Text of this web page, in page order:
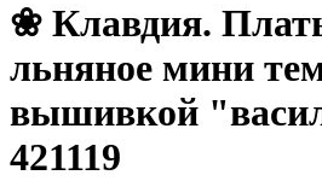
❀ Клавдия.
льняное мини
вышивкой
421119